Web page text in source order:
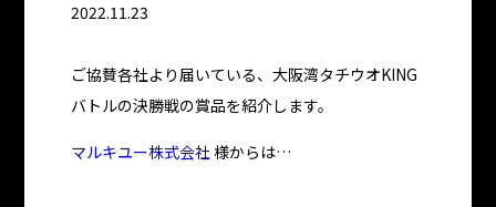
2022.11.23
ご協賛各社より届いている、大阪湾タチウオKING
バトルの決勝戦の賞品を紹介します。
マルキユー株式会社様からは…